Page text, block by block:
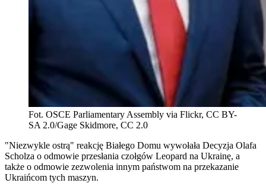
Fot. OSCE Parliamentary Assembly via Flickr, CC BY-
SA 2.0/Gage Skidmore, CC 2.0
"Niezwykle ostrą" reakcję Białego Domu wywołała Decyzja Olafa
Scholza o odmowie przesłania czołgów Leopard na Ukrainę, a
także o odmowie zezwolenia innym państwom na przekazanie
Ukraińcom tych maszyn.